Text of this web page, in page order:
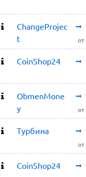
ChangeProjec
t
от
CoinShop24
ObmenMone
y
от
Турбина
от
CoinShop24